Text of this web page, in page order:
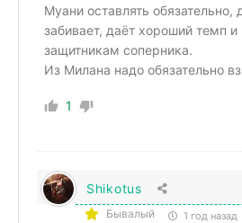
Муани оставлять обязательно,
забивает, даёт хороший темп и
защитникам соперника.
Из Милана надо обязательно
1
Shikotus
Бывалый 1 год назад